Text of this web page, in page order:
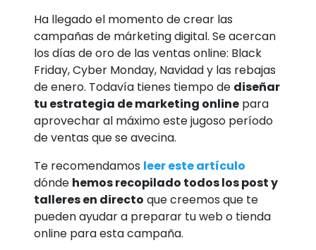
Ha llegado el momento de crear las
campañas de márketing digital. Se acercan
los días de oro de las ventas online: Black
Friday, Cyber Monday, Navidad y las rebajas
de enero. Todavía tienes tiempo de diseñar
tu estrategia de marketing online para
aprovechar al máximo este jugoso período
de ventas que se avecina.
Te recomendamos leer este artículo
dónde hemos recopilado todos los post y
talleres en directo que creemos que te
pueden ayudar a preparar tu web o tienda
online para esta campaña.